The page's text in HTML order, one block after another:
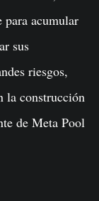
para acumular
sus
riesgos,
la construcción
de Meta Pool